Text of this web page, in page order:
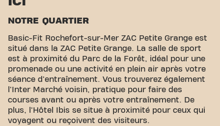
NOTRE QUARTIER
Basic-Fit Rochefort-sur-Mer ZAC Petite Grange est
situé dans la ZAC Petite Grange. La salle de sport
est à proximité du Parc de la Forêt, idéal pour une
promenade ou une activité en plein air après votre
séance d'entraînement. Vous trouverez également
l'Inter Marché voisin, pratique pour faire des
courses avant ou après votre entraînement. De
plus, l'Hôtel Ibis se situe à proximité pour ceux qui
voyagent ou reçoivent des visiteurs.